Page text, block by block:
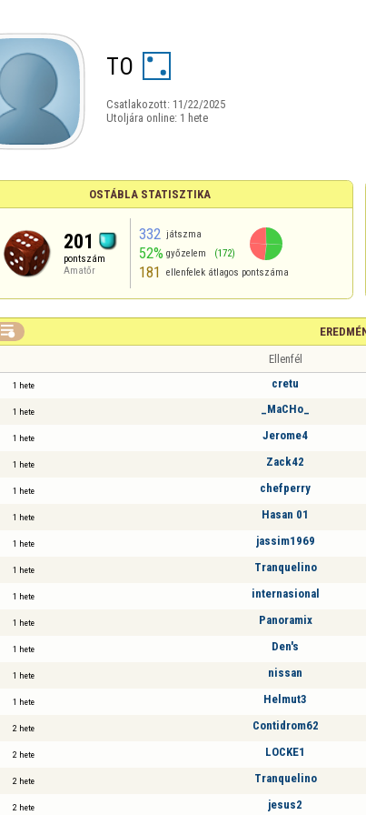
TO
Csatlakozott: 11/22/2025
Utoljára online: 1 hete
OSTÁBLA STATISZTIKA
201
pontszám
Amatőr
332 játszma
52% győzelem (172)
181 ellenfelek átlagos pontszáma

Ellenfél
1 hete cretu
1 hete _MaCHo_
1 hete Jerome4
1 hete Zack42
1 hete chefperry
1 hete Hasan 01
1 hete jassim1969
1 hete Tranquelino
1 hete internasional
1 hete Panoramix
1 hete Den's
1 hete nissan
1 hete Helmut3
2 hete Contidrom62
2 hete LOCKE1
2 hete Tranquelino
2 hete jesus2